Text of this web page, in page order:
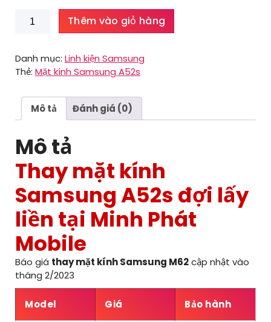
kính
A52s
số
Thêm vào giỏ hàng
Danh mục: Linh kiện Samsung
Thẻ: Mặt kính Samsung A52s
Mô tả Đánh giá (0)
Mô tả
Thay mặt kính
Samsung A52s đợi lấy
liền tại Minh Phát
Mobile
Báo giá thay mặt kính Samsung M62cập nhật vào
tháng 2/2023
Model Giá Bảo hành